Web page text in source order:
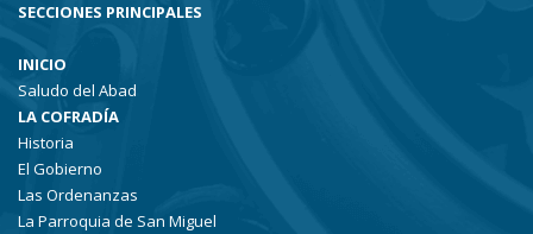
SECCIONES PRINCIPALES
INICIO
Saludo del Abad
LA COFRADÍA
Historia
El Gobierno
Las Ordenanzas
La Parroquia de San Miguel